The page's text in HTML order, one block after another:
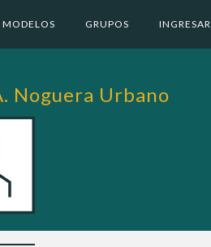
MODELOS GRUPOS INGRESAR
Noguera Urbano